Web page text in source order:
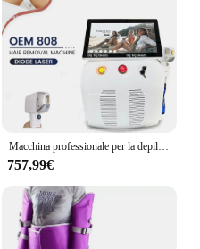
Macchina professionale per la depilazione professionale a diodi 808nm ad alta potenza 755 808 1064nm epilatore indolore con testa di raffreddamento
757,99€